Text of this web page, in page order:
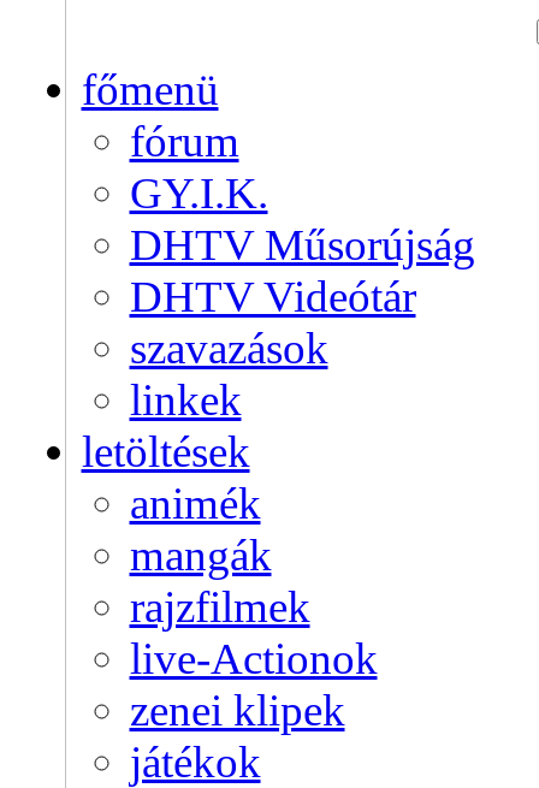
főmenü
fórum
GY.I.K.
DHTV Műsorújság
DHTV Videótár
szavazások
linkek
letöltések
animék
mangák
rajzfilmek
live-Actionok
zenei klipek
játékok